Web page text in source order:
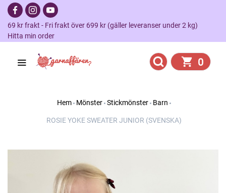
69 kr frakt - Fri frakt över 699 kr (gäller leveranser under 2 kg)
Hitta min order
0
Hem Mönster Stickmönster Barn
ROSIE YOKE SWEATER JUNIOR (SVENSKA)